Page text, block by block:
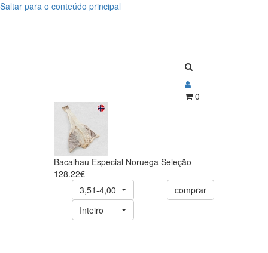
Saltar para o conteúdo principal
0
Bacalhau Especial Noruega Seleção
128.22€
3,51-4,00
Inteiro
comprar